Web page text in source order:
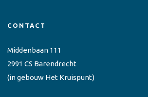
CONTACT
Middenbaan 111
2991 CS Barendrecht
(in gebouw Het Kruispunt)